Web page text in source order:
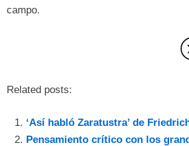
campo.
Related posts:
‘Así habló Zaratustra’ de
Pensamiento crítico con los